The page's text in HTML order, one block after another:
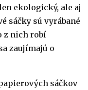
ekologický, ale aj
sáčky sú vyrábané
z nich robí
zaujímajú o
sáčkov